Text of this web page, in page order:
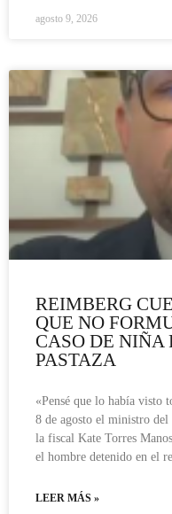
agosto 9, 2026
REIMBERG
QUE NO
CASO DE NIÑA
PASTAZA
«Pensé que lo había visto
8 de agosto el ministro
la fiscal Kate Torres
el hombre detenido en el
LEER MÁS »